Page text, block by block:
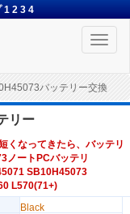
1 2 3 4
Toggle
バッテリー交換
リー
くなってきたら、バッテリ
ノートPCバッテリ
SB10H45073
L570(71+)
Black